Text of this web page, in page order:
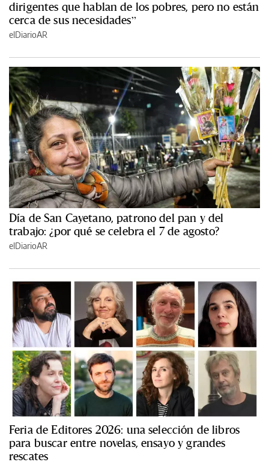
dirigentes que hablan de los pobres, pero no están
cerca de sus necesidades”
elDiarioAR
Día de San Cayetano, patrono del pan y del
trabajo: ¿por qué se celebra el 7 de agosto?
elDiarioAR
Feria de Editores 2026: una selección de libros
para buscar entre novelas, ensayo y grandes
rescates